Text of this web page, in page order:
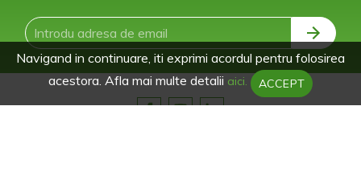
Navigand in continuare, iti exprimi acordul pentru folosirea
acestora. Afla mai multe detalii aici. ACCEPT